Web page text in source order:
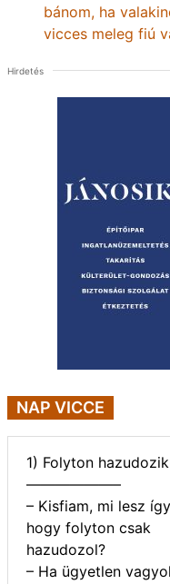
bánom, ha
vicces meleg fiú
Hirdetés
NAP VICCE
1) Folyton hazudozik
——————–
– Kisfiam, mi lesz
hogy folyton csak
hazudozol?
– Ha ügyetlen